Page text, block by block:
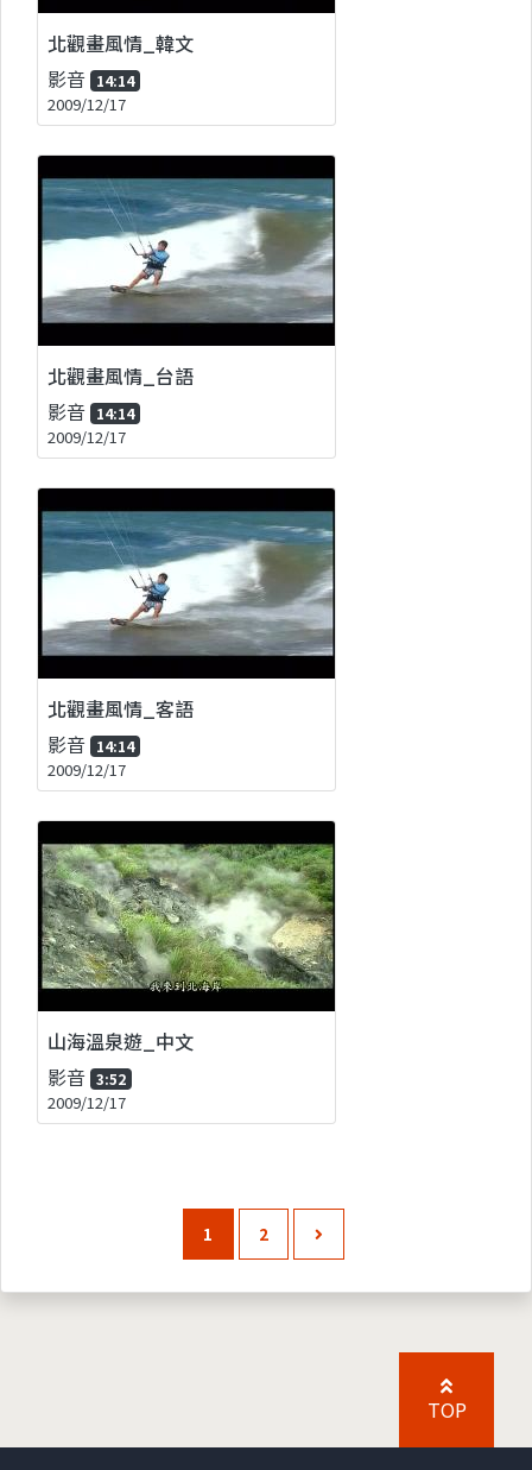
北觀畫風情_韓文
影音 14:14
2009/12/17
北觀畫風情_台語
影音 14:14
2009/12/17
北觀畫風情_客語
影音 14:14
2009/12/17
山海溫泉遊_中文
影音 3:52
2009/12/17
1 2
TOP